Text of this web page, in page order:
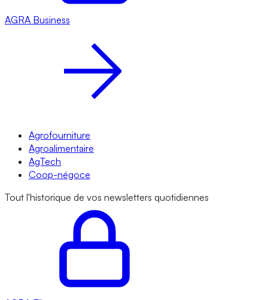
AGRA Business
Agrofourniture
Agroalimentaire
AgTech
Coop-négoce
Tout l'historique de vos newsletters quotidiennes